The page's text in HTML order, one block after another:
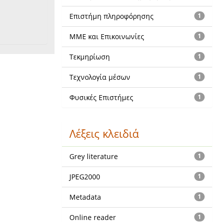
1
Επιστήμη πληροφόρησης
1
ΜΜΕ και Επικοινωνίες
1
Τεκμηρίωση
1
Τεχνολογία μέσων
1
Φυσικές Επιστήμες
Λέξεις κλειδιά
1
Grey literature
1
JPEG2000
1
Metadata
1
Online reader